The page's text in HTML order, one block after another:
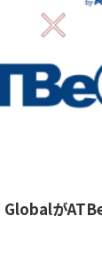
Globalが